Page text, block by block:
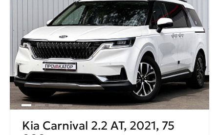
Kia Carnival 2.2 AT, 2021, 75